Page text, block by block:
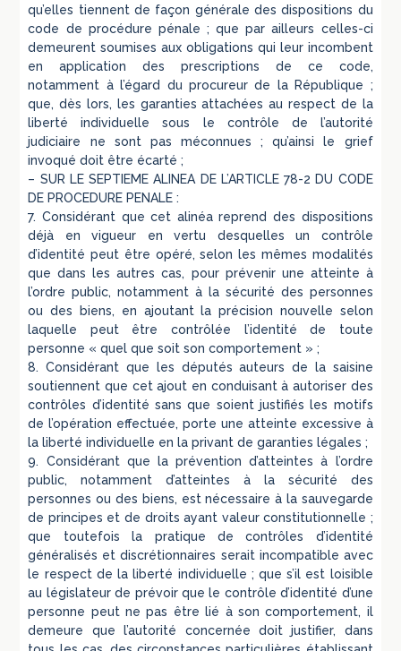
qu’elles tiennent de façon générale des dispositions du
code de procédure pénale ; que par ailleurs celles-ci
demeurent soumises aux obligations qui leur incombent
en application des prescriptions de ce code,
notamment à l’égard du procureur de la République ;
que, dès lors, les garanties attachées au respect de la
liberté individuelle sous le contrôle de l’autorité
judiciaire ne sont pas méconnues ; qu’ainsi le grief
invoqué doit être écarté ;
– SUR LE SEPTIEME ALINEA DE L’ARTICLE 78-2 DU CODE
DE PROCEDURE PENALE :
7. Considérant que cet alinéa reprend des dispositions
déjà en vigueur en vertu desquelles un contrôle
d’identité peut être opéré, selon les mêmes modalités
que dans les autres cas, pour prévenir une atteinte à
l’ordre public, notamment à la sécurité des personnes
ou des biens, en ajoutant la précision nouvelle selon
laquelle peut être contrôlée l’identité de toute
personne « quel que soit son comportement » ;
8. Considérant que les députés auteurs de la saisine
soutiennent que cet ajout en conduisant à autoriser des
contrôles d’identité sans que soient justifiés les motifs
de l’opération effectuée, porte une atteinte excessive à
la liberté individuelle en la privant de garanties légales ;
9. Considérant que la prévention d’atteintes à l’ordre
public, notamment d’atteintes à la sécurité des
personnes ou des biens, est nécessaire à la sauvegarde
de principes et de droits ayant valeur constitutionnelle ;
que toutefois la pratique de contrôles d’identité
généralisés et discrétionnaires serait incompatible avec
le respect de la liberté individuelle ; que s’il est loisible
au législateur de prévoir que le contrôle d’identité d’une
personne peut ne pas être lié à son comportement, il
demeure que l’autorité concernée doit justifier, dans